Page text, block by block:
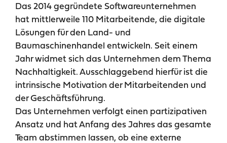
Das 2014 gegründete Softwareunternehmen
hat mittlerweile 110 Mitarbeitende, die digitale
Lösungen für den Land- und
Baumaschinenhandel entwickeln. Seit einem
Jahr widmet sich das Unternehmen dem Thema
Nachhaltigkeit. Ausschlaggebend hierfür ist die
intrinsische Motivation der Mitarbeitenden und
der Geschäftsführung.
Das Unternehmen verfolgt einen partizipativen
Ansatz und hat Anfang des Jahres das gesamte
Team abstimmen lassen, ob eine externe